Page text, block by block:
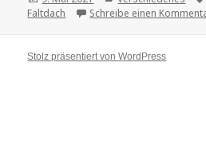
am
Faltdach
Schreibe einen
Stolz präsentiert von WordPress